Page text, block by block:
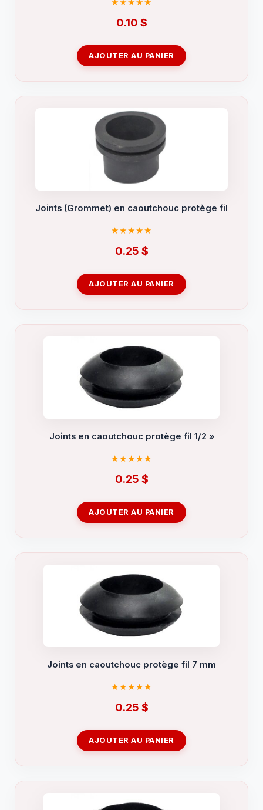
0.10 $
AJOUTER AU PANIER
Joints (Grommet) en caoutchouc protège fil
0.25 $
AJOUTER AU PANIER
Joints en caoutchouc protège fil 1/2 »
0.25 $
AJOUTER AU PANIER
Joints en caoutchouc protège fil 7 mm
0.25 $
AJOUTER AU PANIER